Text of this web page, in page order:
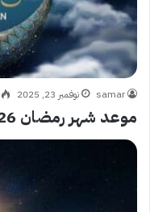
samar نوفمبر 23, 2025
موعد شهر رمضان 2026..قريباً